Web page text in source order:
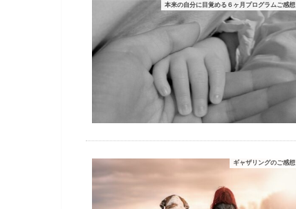
本来の自分に目覚める６ヶ月プログラムご感想
ギャザリングのご感想